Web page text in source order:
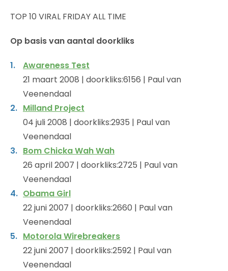
TOP 10 VIRAL FRIDAY ALL TIME
Op basis van aantal doorkliks
Awareness Test
21 maart 2008 | doorkliks:6156 | Paul van
Veenendaal
Milland Project
04 juli 2008 | doorkliks:2935 | Paul van
Veenendaal
Bom Chicka Wah Wah
26 april 2007 | doorkliks:2725 | Paul van
Veenendaal
Obama Girl
22 juni 2007 | doorkliks:2660 | Paul van
Veenendaal
Motorola Wirebreakers
22 juni 2007 | doorkliks:2592 | Paul van
Veenendaal